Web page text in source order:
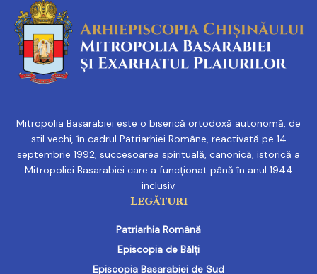
Mitropolia Basarabiei este o biserică ortodoxă autonomă, de
stil vechi, în cadrul Patriarhiei Române, reactivată pe 14
septembrie 1992, succesoarea spirituală, canonică, istorică a
Mitropoliei Basarabiei care a funcționat până în anul 1944
inclusiv.
Legături
Patriarhia Română
Episcopia de Bălți
Episcopia Basarabiei de Sud